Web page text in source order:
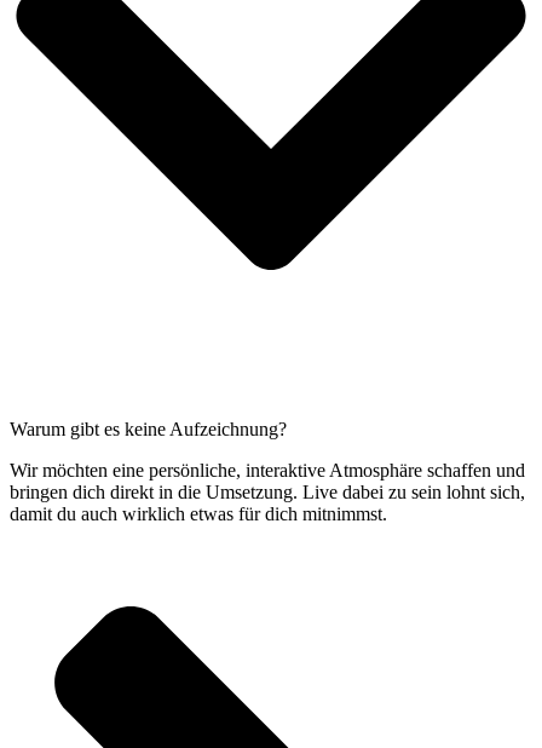
Warum gibt es keine Aufzeichnung?
Wir möchten eine persönliche, interaktive Atmosphäre schaffen und
bringen dich direkt in die Umsetzung. Live dabei zu sein lohnt sich,
damit du auch wirklich etwas für dich mitnimmst.